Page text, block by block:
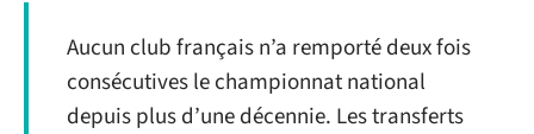
Aucun club français n’a remporté deux fois
consécutives le championnat national
depuis plus d’une décennie. Les transferts